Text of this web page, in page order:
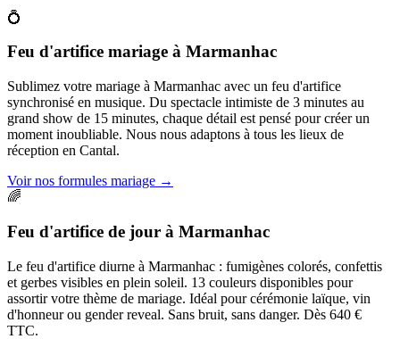
💍
Feu d'artifice mariage à Marmanhac
Sublimez votre mariage à Marmanhac avec un feu d'artifice
synchronisé en musique. Du spectacle intimiste de 3 minutes au
grand show de 15 minutes, chaque détail est pensé pour créer un
moment inoubliable. Nous nous adaptons à tous les lieux de
réception en Cantal.
Voir nos formules mariage →
🌈
Feu d'artifice de jour à Marmanhac
Le feu d'artifice diurne à Marmanhac : fumigènes colorés, confettis
et gerbes visibles en plein soleil. 13 couleurs disponibles pour
assortir votre thème de mariage. Idéal pour cérémonie laïque, vin
d'honneur ou gender reveal. Sans bruit, sans danger. Dès 640 €
TTC.